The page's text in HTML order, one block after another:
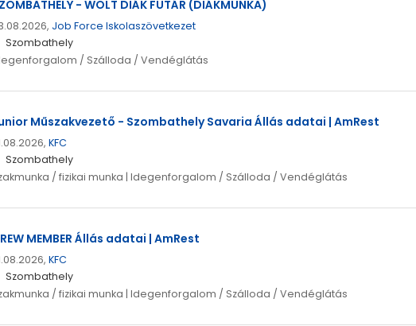
- WOLT DIÁK FUTÁR (DIÁKMUNKA)
Job Force Iskolaszövetkezet
Szombathely
/ Szálloda / Vendéglátás
Műszakvezető - Szombathely Savaria Állás adatai | AmRest
KFC
Szombathely
/ fizikai munka | Idegenforgalom / Szálloda / Vendéglátás
MEMBER Állás adatai | AmRest
KFC
Szombathely
/ fizikai munka | Idegenforgalom / Szálloda / Vendéglátás